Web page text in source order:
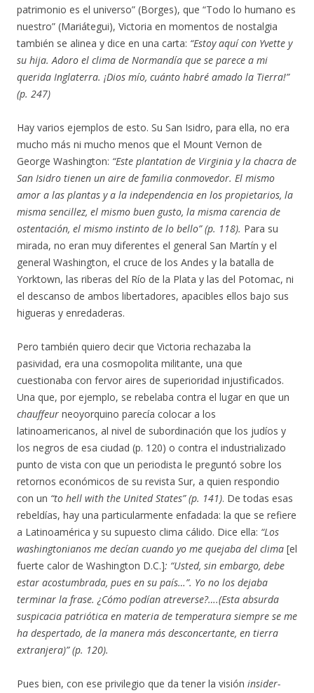
patrimonio es el universo” (Borges), que “Todo lo humano es
nuestro” (Mariátegui), Victoria en momentos de nostalgia
también se alinea y dice en una carta: “Estoy aquí con Yvette y
su hija. Adoro el clima de Normandía que se parece a mi
querida Inglaterra. ¡Dios mío, cuánto habré amado la Tierra!”
(p. 247)
Hay varios ejemplos de esto. Su San Isidro, para ella, no era
mucho más ni mucho menos que el Mount Vernon de
George Washington: “Este plantation de Virginia y la chacra de
San Isidro tienen un aire de familia conmovedor. El mismo
amor a las plantas y a la independencia en los propietarios, la
misma sencillez, el mismo buen gusto, la misma carencia de
ostentación, el mismo instinto de lo bello” (p. 118). Para su
mirada, no eran muy diferentes el general San Martín y el
general Washington, el cruce de los Andes y la batalla de
Yorktown, las riberas del Río de la Plata y las del Potomac, ni
el descanso de ambos libertadores, apacibles ellos bajo sus
higueras y enredaderas.
Pero también quiero decir que Victoria rechazaba la
pasividad, era una cosmopolita militante, una que
cuestionaba con fervor aires de superioridad injustificados.
Una que, por ejemplo, se rebelaba contra el lugar en que un
chauffeur neoyorquino parecía colocar a los
latinoamericanos, al nivel de subordinación que los judíos y
los negros de esa ciudad (p. 120) o contra el industrializado
punto de vista con que un periodista le preguntó sobre los
retornos económicos de su revista Sur, a quien respondio
con un “to hell with the United States” (p. 141). De todas esas
rebeldías, hay una particularmente enfadada: la que se refiere
a Latinoamérica y su supuesto clima cálido. Dice ella: “Los
washingtonianos me decían cuando yo me quejaba del clima [el
fuerte calor de Washington D.C.]: “Usted, sin embargo, debe
estar acostumbrada, pues en su país…”. Yo no los dejaba
terminar la frase. ¿Cómo podían atreverse?….(Esta absurda
suspicacia patriótica en materia de temperatura siempre se me
ha despertado, de la manera más desconcertante, en tierra
extranjera)” (p. 120).
Pues bien, con ese privilegio que da tener la visión insider-